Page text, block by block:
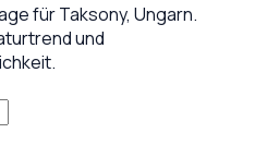
fürTaksony, Ungarn.
und